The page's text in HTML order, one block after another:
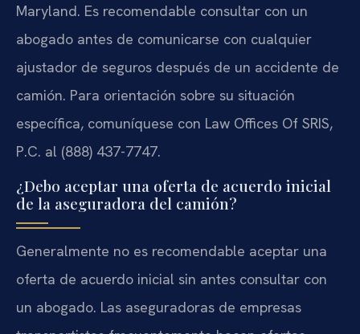
Maryland. Es recomendable consultar con un
abogado antes de comunicarse con cualquier
ajustador de seguros después de un accidente de
camión. Para orientación sobre su situación
específica, comuníquese con Law Offices Of SRIS,
P.C. al (888) 437-7747.
¿Debo aceptar una oferta de acuerdo inicial
de la aseguradora del camión?
Generalmente no es recomendable aceptar una
oferta de acuerdo inicial sin antes consultar con
un abogado. Las aseguradoras de empresas